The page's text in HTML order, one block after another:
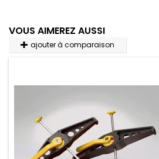
VOUS AIMEREZ AUSSI
ajouter à comparaison